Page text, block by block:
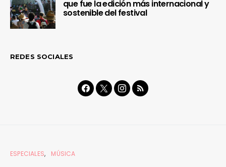
que fue la edición más internacional y
sostenible del festival
REDES SOCIALES
ESPECIALES MÚSICA